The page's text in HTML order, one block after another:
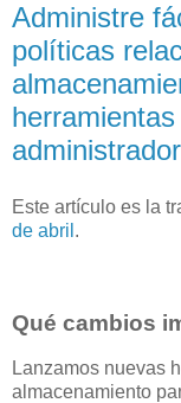
Administre
políticas
administrador
Este artículo es la
de abril .
Qué cambios
Lanzamos nuevas
almacenamiento